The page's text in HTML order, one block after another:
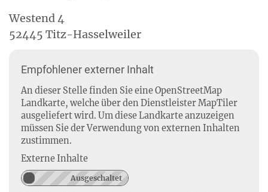
Westend 4
52445 Titz-Hasselweiler
Empfohlener externer Inhalt
An dieser Stelle finden Sie eine OpenStreetMap
Landkarte, welche über den Dienstleister MapTiler
ausgeliefert wird. Um diese Landkarte anzuzeigen
müssen Sie der Verwendung von externen Inhalten
zustimmen.
Externe Inhalte